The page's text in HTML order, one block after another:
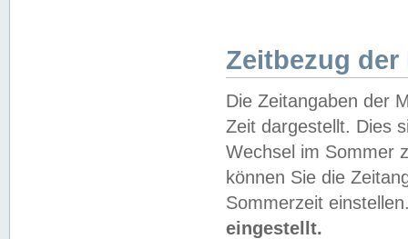
Zeitbezug der
Die Zeitangaben der
Zeit dargestellt. Dies
Wechsel im Sommer
können Sie die
Sommerzeit
eingestellt.